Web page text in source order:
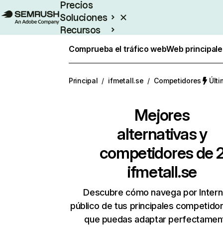
Precios
Soluciones
Recursos
Comprueba el tráfico webWeb
Principal / ifmetall.se / Competidores
Mejores
alternativas y
competidores de
ifmetall.se
Descubre cómo navega por
público de tus principales
que puedas adaptar